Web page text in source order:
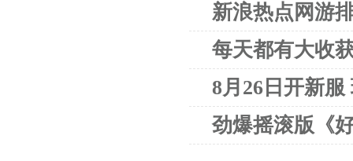
新浪热点网游
每天都有大收
8月26日开新
劲爆摇滚版《